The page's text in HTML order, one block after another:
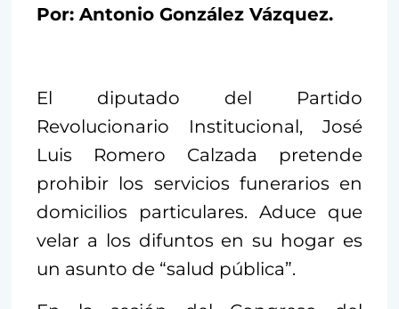
Por: Antonio González Vázquez.
El diputado del Partido
Revolucionario Institucional, José
Luis Romero Calzada pretende
prohibir los servicios funerarios en
domicilios particulares. Aduce que
velar a los difuntos en su hogar es
un asunto de “salud pública”.